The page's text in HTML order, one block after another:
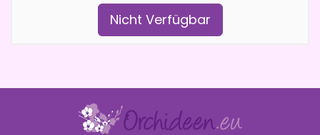
Nicht Verfügbar